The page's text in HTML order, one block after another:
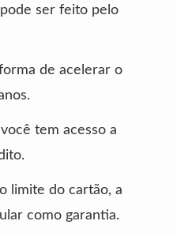
ser feito pelo
de acelerar o
tem acesso a
limite do cartão, a
como garantia.